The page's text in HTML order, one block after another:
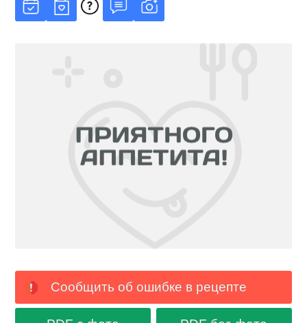
Сообщить об ошибке в рецепте